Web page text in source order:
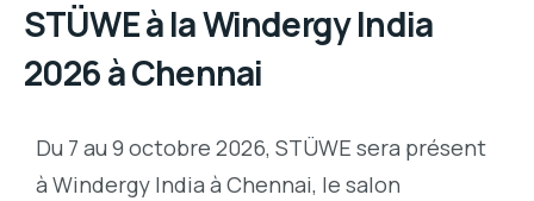
STÜWE à la Windergy India
2026 à Chennai
Du 7 au 9 octobre 2026, STÜWE sera présent
à Windergy India à Chennai, le salon